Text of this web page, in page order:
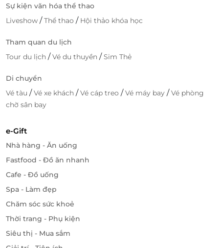
Vinwonders & Safari Phú Quốc trên
hôm nay để có một hành trình khám phá tuyệt vời
Sự kiện văn hóa thể thao
Liveshow /Thể thao / Hội thảo khóa học
Tham quan du lịch
Tour du lịch /Vé du thuyền /Sim Thẻ
Di chuyển
Vé tàu /Vé xe khách /Vé cáp treo /Vé máy bay /Vé phòng
chờ sân bay
e-Gift
Nhà hàng - Ăn uống
Fastfood - Đồ ăn nhanh
Cafe - Đồ uống
Spa - Làm đẹp
Chăm sóc sức khoẻ
Thời trang - Phụ kiện
Siêu thị - Mua sắm